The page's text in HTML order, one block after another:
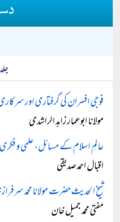
جلد ۶ ۔
فوجی افسران کی گرفتاری اور
مولانا ابوعمار زاہد الراشدی
عالمِ اسلام کے مسائل، علمی و فکری
اقبال احمد صدیقی
شیخ الحدیث حضرت مولانا محمد
مفتی محمد جمیل خان